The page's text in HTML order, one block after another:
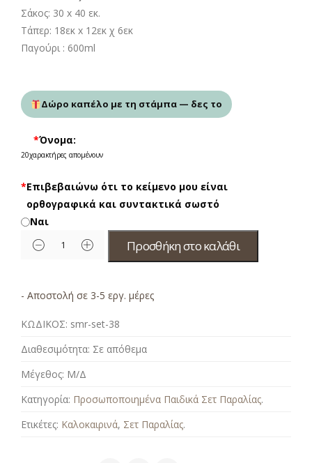
Σάκος: 30 x 40 εκ.
Τάπερ: 18εκ x 12εκ χ 6εκ
Παγούρι : 600ml
Δώρο καπέλο με τη στάμπα — δες το
*Όνομα:
20χαρακτήρες απομένουν
*Επιβεβαιώνω ότι το κείμενο μου είναι
ορθογραφικά και συντακτικά σωστό
Ναι
Προσθήκη στο καλάθι
- Αποστολή σε 3-5 εργ. μέρες
ΚΩΔΙΚΟΣ: smr-set-38
Διαθεσιμότητα: Σε απόθεμα
Μέγεθος: Μ/Δ
Κατηγορία: Προσωποποιημένα Παιδικά Σετ Παραλίας.
Ετικέτες: Καλοκαιρινά, Σετ Παραλίας.